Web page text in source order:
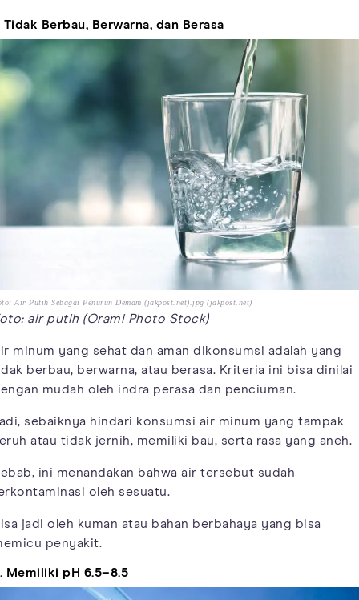
Tidak Berbau, Berwarna, dan Berasa
Air Putih Sebagai Penurun Demam (jakpost.net).jpg (jakpost.net)
air putih (Orami Photo Stock)
minum yang sehat dan aman dikonsumsi adalah yang
berbau, berwarna, atau berasa. Kriteria ini bisa dinilai
mudah oleh indra perasa dan penciuman.
sebaiknya hindari konsumsi air minum yang tampak
atau tidak jernih, memiliki bau, serta rasa yang aneh.
ini menandakan bahwa air tersebut sudah
oleh sesuatu.
jadi oleh kuman atau bahan berbahaya yang bisa
penyakit.
Memiliki pH 6.5–8.5